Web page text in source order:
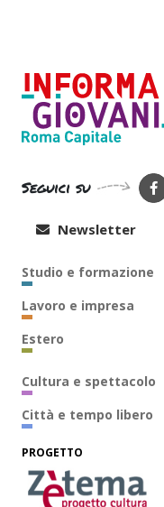
Seguici su
Newsletter
Studio e formazione
Lavoro e impresa
Estero
Cultura e spettacolo
Città e tempo libero
PROGETTO